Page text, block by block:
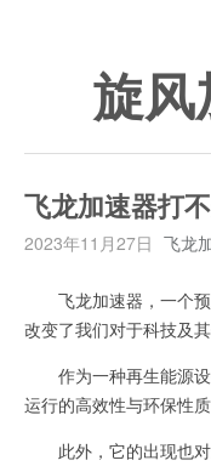
旋风
飞龙加速器打
2023年11月27日 飞龙
飞龙加速器，一个预
改变了我们对于科技及其
作为一种再生能源设
运行的高效性与环保性质
此外，它的出现也对